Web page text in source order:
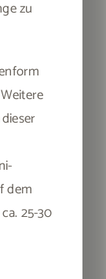
zu
dem
25-30